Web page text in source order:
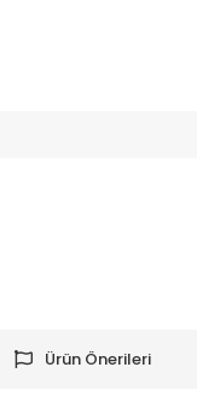
Ürün Önerileri